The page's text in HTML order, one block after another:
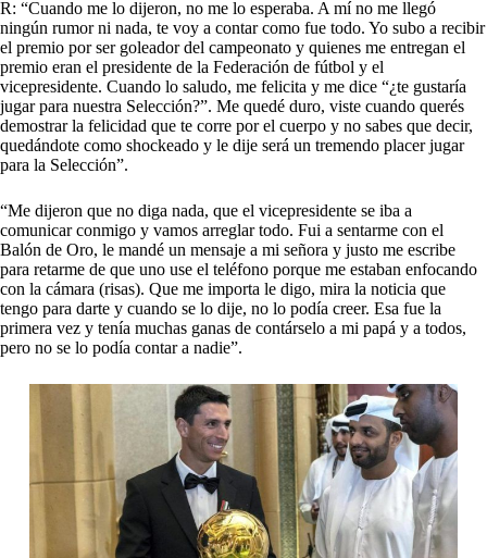
R: “Cuando me lo dijeron, no me lo esperaba. A mí no me llegó
ningún rumor ni nada, te voy a contar como fue todo. Yo subo a recibir
el premio por ser goleador del campeonato y quienes me entregan el
premio eran el presidente de la Federación de fútbol y el
vicepresidente. Cuando lo saludo, me felicita y me dice “¿te gustaría
jugar para nuestra Selección?”. Me quedé duro, viste cuando querés
demostrar la felicidad que te corre por el cuerpo y no sabes que decir,
quedándote como shockeado y le dije será un tremendo placer jugar
para la Selección”.
“Me dijeron que no diga nada, que el vicepresidente se iba a
comunicar conmigo y vamos arreglar todo. Fui a sentarme con el
Balón de Oro, le mandé un mensaje a mi señora y justo me escribe
para retarme de que uno use el teléfono porque me estaban enfocando
con la cámara (risas). Que me importa le digo, mira la noticia que
tengo para darte y cuando se lo dije, no lo podía creer. Esa fue la
primera vez y tenía muchas ganas de contárselo a mi papá y a todos,
pero no se lo podía contar a nadie”.